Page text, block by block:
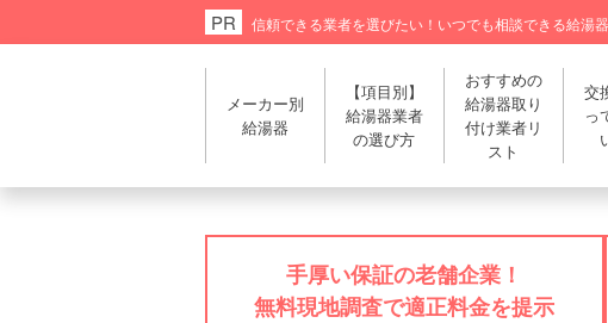
信頼できる業者を選びたい！ いつでも相談できる給湯
メーカー別
給湯器
【項目別】
給湯器業者
の選び方
おすすめの
給湯器取り
付け業者リ
スト
交
っ
手厚い保証の老舗企業！
無料現地調査で適正料金を提示